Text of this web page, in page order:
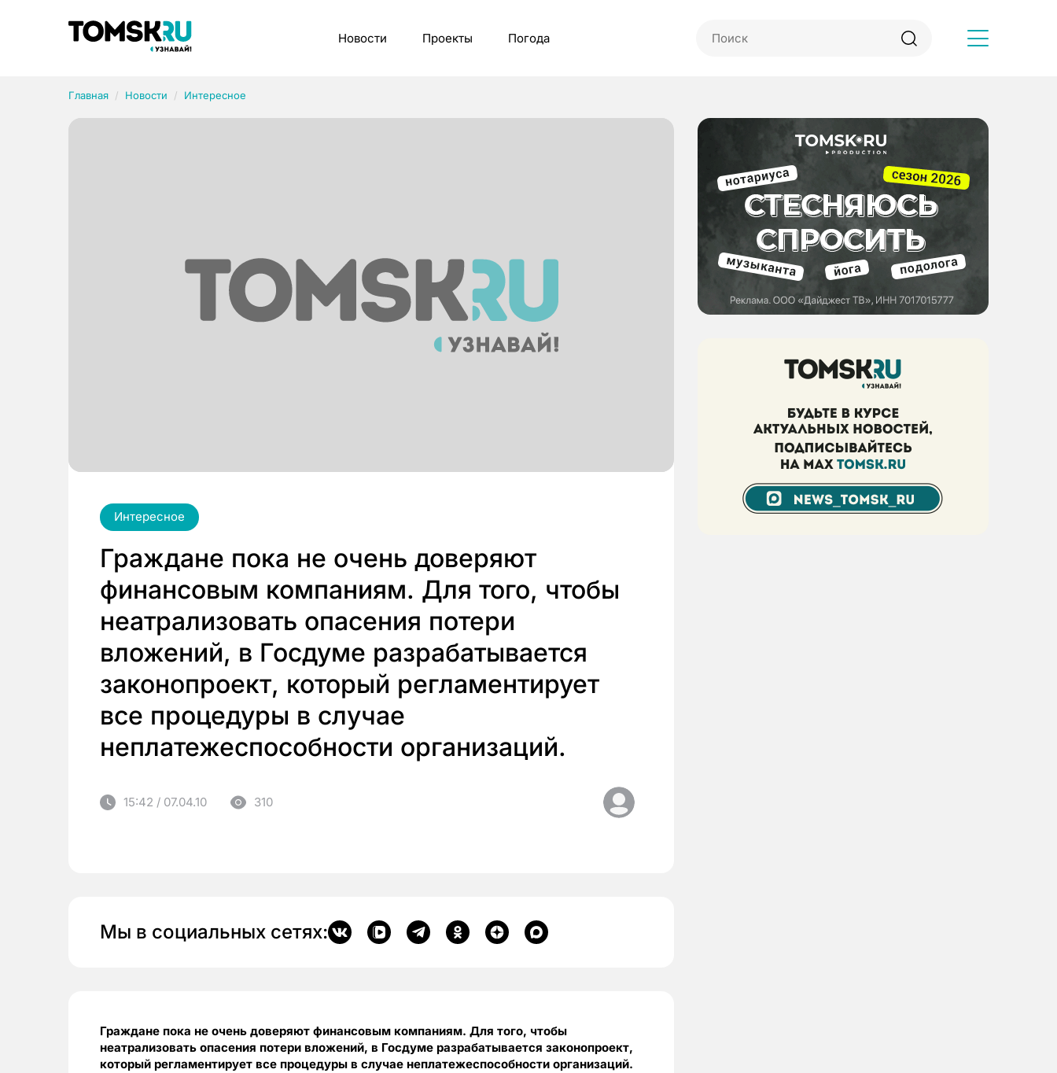
Новости Проекты Погода
Главная Новости Интересное
Интересное
Граждане пока не очень доверяют
финансовым компаниям. Для того, чтобы
неатрализовать опасения потери
вложений, в Госдуме разрабатывается
законопроект, который регламентирует
все процедуры в случае
неплатежеспособности организаций.
15:42 / 07.04.10 310
Мы в социальных сетях:
Граждане пока не очень доверяют финансовым компаниям. Для того, чтобы
неатрализовать опасения потери вложений, в Госдуме разрабатывается законопроект,
который регламентирует все процедуры в случае неплатежеспособности организаций.
Рубрики